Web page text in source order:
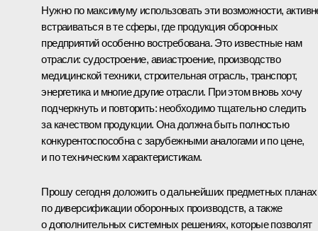
Нужно по максимуму использовать эти возможности,
встраиваться в те сферы, где продукция оборонных
предприятий особенно востребована. Это известные нам
отрасли: судостроение, авиастроение, производство
медицинской техники, строительная отрасль, транспорт,
энергетика и многие другие отрасли. При этом вновь хочу
подчеркнуть и повторить: необходимо тщательно следить
за качеством продукции. Она должна быть полностью
конкурентоспособна с зарубежными аналогами и по цене,
и по техническим характеристикам.
Прошу сегодня доложить о дальнейших предметных планах
по диверсификации оборонных производств, а также
о дополнительных системных решениях, которые позволят